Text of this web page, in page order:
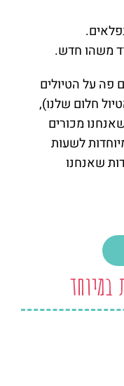
משהו חדש.
פה על הטיולים
חלום שלנו),
מכורים
לשעות
שאנחנו
במיוחד